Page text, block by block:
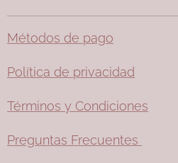
Métodos de pago
Política de privacidad
Términos y Condiciones
Preguntas Frecuentes